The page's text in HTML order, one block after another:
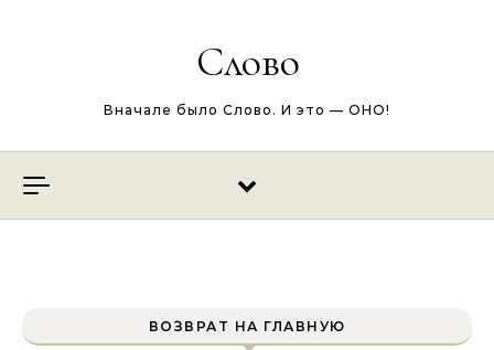
Слово
Вначале было Слово. И это — ОНО!
ВОЗВРАТ НА ГЛАВНУЮ